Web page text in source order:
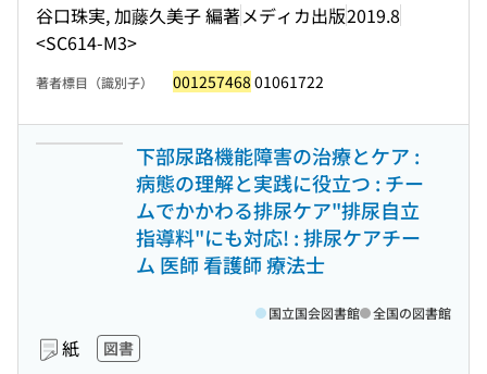
谷口珠実, 加藤久美子 編著メディカ出版2019.8
<SC614-M3>
著者標目（識別子） 001257468 01061722
下部尿路機能障害の治療とケア :
病態の理解と実践に役立つ : チー
ムでかかわる排尿ケア"排尿自立
指導料"にも対応! : 排尿ケアチー
ム 医師 看護師 療法士
紙 図書
国立国会図書館 全国の図書館